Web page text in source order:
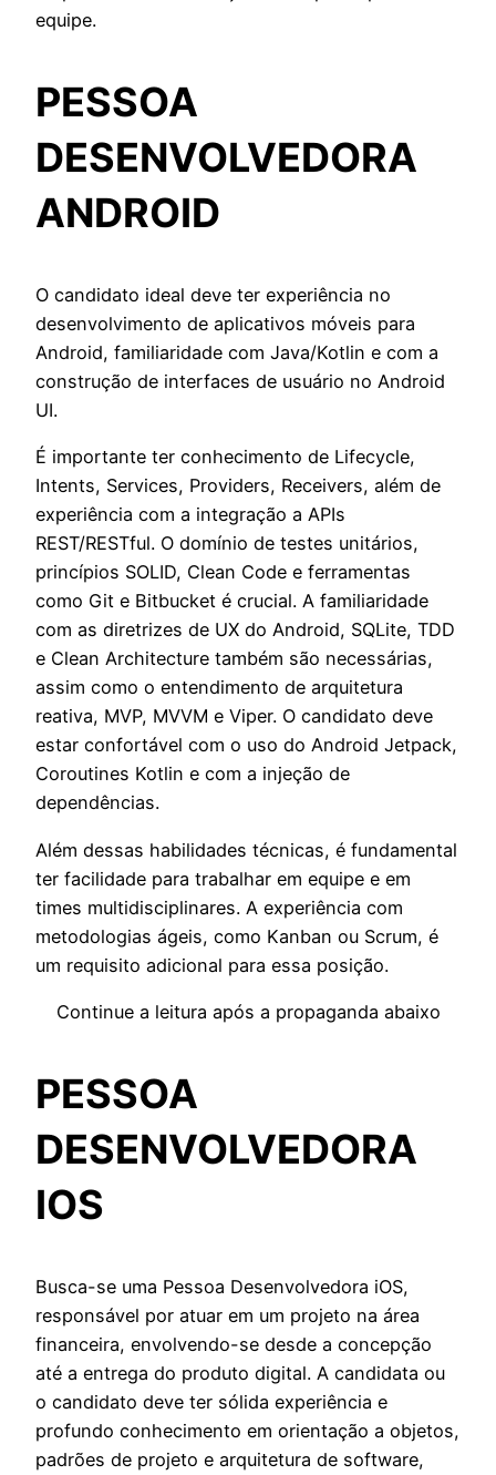
equipe.
PESSOA
DESENVOLVEDORA
ANDROID
O candidato ideal deve ter experiência no
desenvolvimento de aplicativos móveis para
Android, familiaridade com Java/Kotlin e com a
construção de interfaces de usuário no Android
UI.
É importante ter conhecimento de Lifecycle,
Intents, Services, Providers, Receivers, além de
experiência com a integração a APIs
REST/RESTful. O domínio de testes unitários,
princípios SOLID, Clean Code e ferramentas
como Git e Bitbucket é crucial. A familiaridade
com as diretrizes de UX do Android, SQLite, TDD
e Clean Architecture também são necessárias,
assim como o entendimento de arquitetura
reativa, MVP, MVVM e Viper. O candidato deve
estar confortável com o uso do Android Jetpack,
Coroutines Kotlin e com a injeção de
dependências.
Além dessas habilidades técnicas, é fundamental
ter facilidade para trabalhar em equipe e em
times multidisciplinares. A experiência com
metodologias ágeis, como Kanban ou Scrum, é
um requisito adicional para essa posição.
Continue a leitura após a propaganda abaixo
PESSOA
DESENVOLVEDORA
IOS
Busca-se uma Pessoa Desenvolvedora iOS,
responsável por atuar em um projeto na área
financeira, envolvendo-se desde a concepção
até a entrega do produto digital. A candidata ou
o candidato deve ter sólida experiência e
profundo conhecimento em orientação a objetos,
padrões de projeto e arquitetura de software,